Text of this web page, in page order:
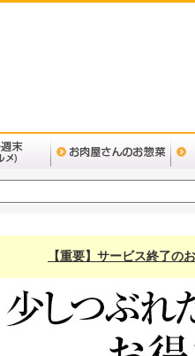
【重要】サービス終了の